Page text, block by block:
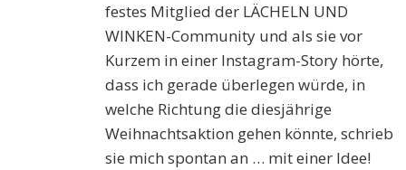
festes Mitglied der LÄCHELN UND
WINKEN-Community und als sie vor
Kurzem in einer Instagram-Story hörte,
dass ich gerade überlegen würde, in
welche Richtung die diesjährige
Weihnachtsaktion gehen könnte, schrieb
sie mich spontan an … mit einer Idee!